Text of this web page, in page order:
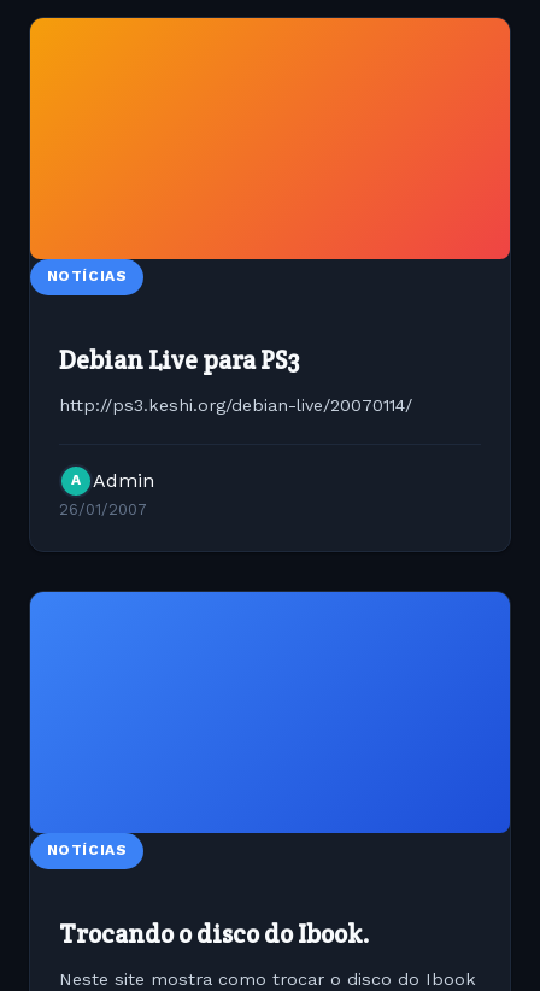
NOTÍCIAS
Debian Live para PS3
http://ps3.keshi.org/debian-live/20070114/
A Admin
26/01/2007
NOTÍCIAS
Trocando o disco do Ibook.
Neste site mostra como trocar o disco do Ibook